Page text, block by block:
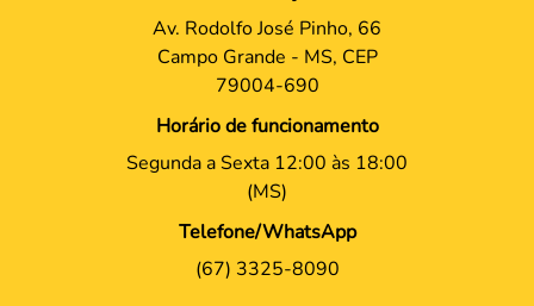
Av. Rodolfo José Pinho, 66
Campo Grande - MS, CEP
79004-690
Horário de funcionamento
Segunda a Sexta 12:00 às 18:00
(MS)
Telefone/WhatsApp
(67) 3325-8090